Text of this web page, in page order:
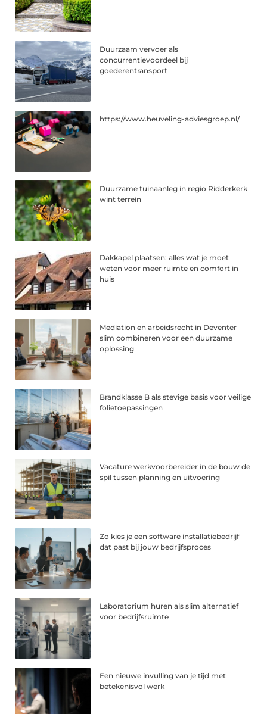
Duurzaam vervoer als
concurrentievoordeel bij
goederentransport
https://www.heuveling-adviesgroep.nl/
Duurzame tuinaanleg in regio Ridderkerk
wint terrein
Dakkapel plaatsen: alles wat je moet
weten voor meer ruimte en comfort in
huis
Mediation en arbeidsrecht in Deventer
slim combineren voor een duurzame
oplossing
Brandklasse B als stevige basis voor veilige
folietoepassingen
Vacature werkvoorbereider in de bouw de
spil tussen planning en uitvoering
Zo kies je een software installatiebedrijf
dat past bij jouw bedrijfsproces
Laboratorium huren als slim alternatief
voor bedrijfsruimte
Een nieuwe invulling van je tijd met
betekenisvol werk